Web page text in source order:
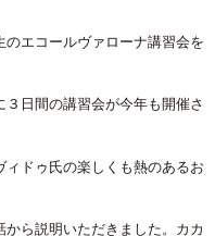
エコールヴァローナ講習会を
日間の講習会が今年も開催さ
ドゥ氏の楽しくも熱のあるお
ら説明いただきました。カカ